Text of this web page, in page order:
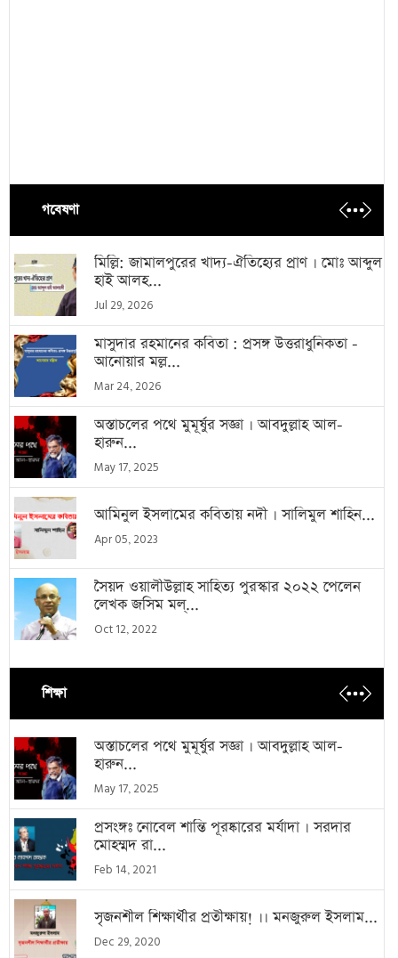
গবেষণা
মিল্লি: জামালপুরের খাদ্য-ঐতিহ্যের প্রাণ । মোঃ আব্দুল
হাই আলহ...
Jul 29, 2026
মাসুদার রহমানের কবিতা : প্রসঙ্গ উত্তরাধুনিকতা -
আনোয়ার মল্ল...
Mar 24, 2026
অস্তাচলের পথে মুমূর্ষুর সজ্ঞা । আবদুল্লাহ আল-
হারুন...
May 17, 2025
আমিনুল ইসলামের কবিতায় নদী । সালিমুল শাহিন...
Apr 05, 2023
সৈয়দ ওয়ালীউল্লাহ সাহিত্য পুরস্কার ২০২২ পেলেন
লেখক জসিম মল্...
Oct 12, 2022
শিক্ষা
অস্তাচলের পথে মুমূর্ষুর সজ্ঞা । আবদুল্লাহ আল-
হারুন...
May 17, 2025
প্রসংঙ্গঃ নোবেল শান্তি পূরষ্কারের মর্যাদা । সরদার
মোহম্মদ রা...
Feb 14, 2021
সৃজনশীল শিক্ষার্থীর প্রতীক্ষায়! ।। মনজুরুল ইসলাম...
Dec 29, 2020